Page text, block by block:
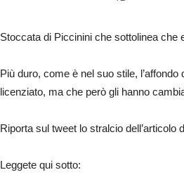
Stoccata di Piccinini che sottolinea che
Più duro, come è nel suo stile,
licenziato, ma che però gli hanno
Riporta sul tweet lo stralcio dell’articolo
Leggete qui sotto: